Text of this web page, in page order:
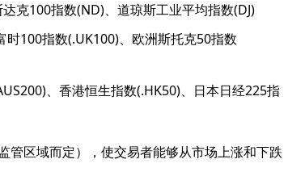
克100指数(ND)、道琼斯工业平均指数(DJ)
时100指数(.UK100)、欧洲斯托克50指数
、香港恒生指数(.HK50)、日本日经225指
管区域而定），使交易者能够从市场上涨和下跌